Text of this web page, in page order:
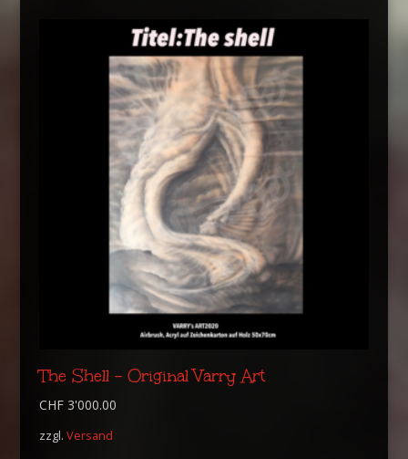
The Shell – Original Varry Art
CHF3'000.00
zzgl. Versand